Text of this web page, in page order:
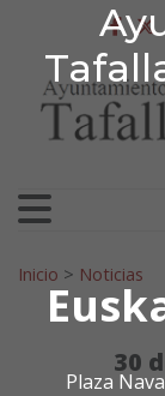
Plaza
Ir al contenido
Search for:
Inicio > Noticias
30